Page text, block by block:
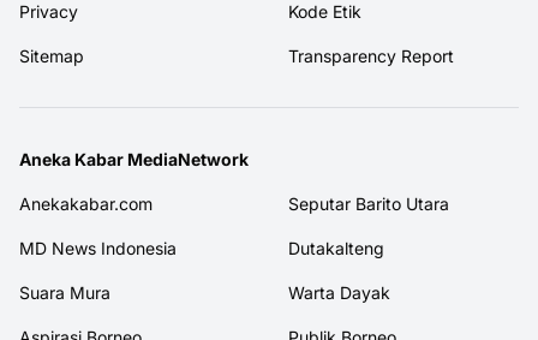
Privacy Kode Etik
Sitemap Transparency Report
Aneka Kabar MediaNetwork
Anekakabar.com Seputar Barito Utara
MD News Indonesia Dutakalteng
Suara Mura Warta Dayak